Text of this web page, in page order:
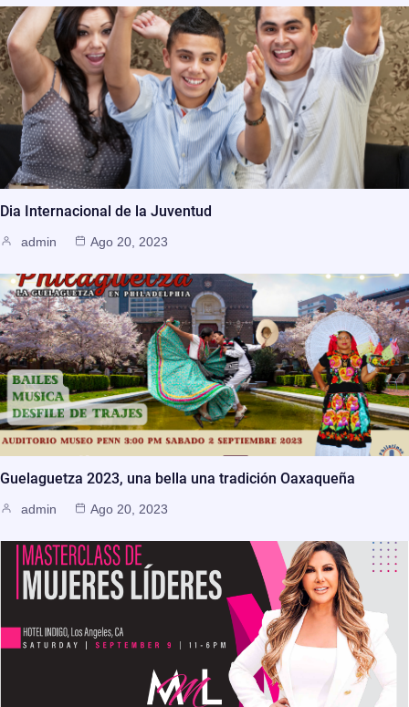
Dia Internacional de la Juventud
admin Ago 20, 2023
Guelaguetza 2023, una bella una tradición Oaxaqueña
admin Ago 20, 2023